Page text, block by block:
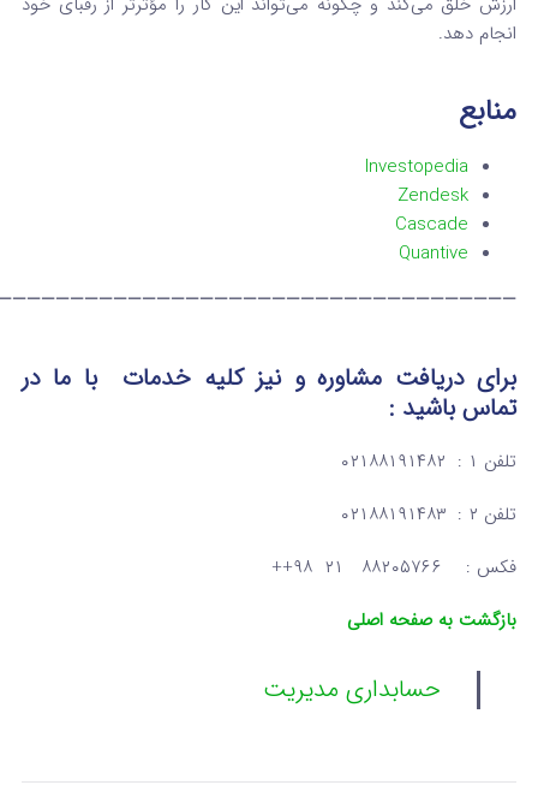
انجام دهد.
منابع
Investopedia
Zendesk
Cascade
Quantive
برای دریافت مشاوره و نیز کلیه خدماتبا ما در
تماسباشید :
تلفن ۱ : ۰۲۱۸۸۱۹۱۴۸۲
تلفن ۲ : ۰۲۱۸۸۱۹۱۴۸۳
فکس : ۸۸۲۰۵۷۶۶ ۲۱ ۹۸++
بازگشت به صفحه اصلی
حسابداری مدیریت